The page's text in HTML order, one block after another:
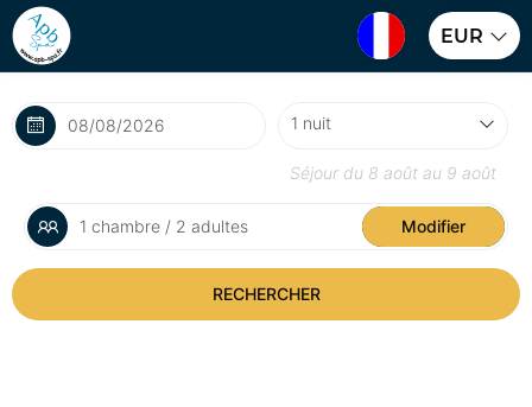
EUR
Séjour du 8 août au 9 août
1 chambre / 2 adultes Modifier